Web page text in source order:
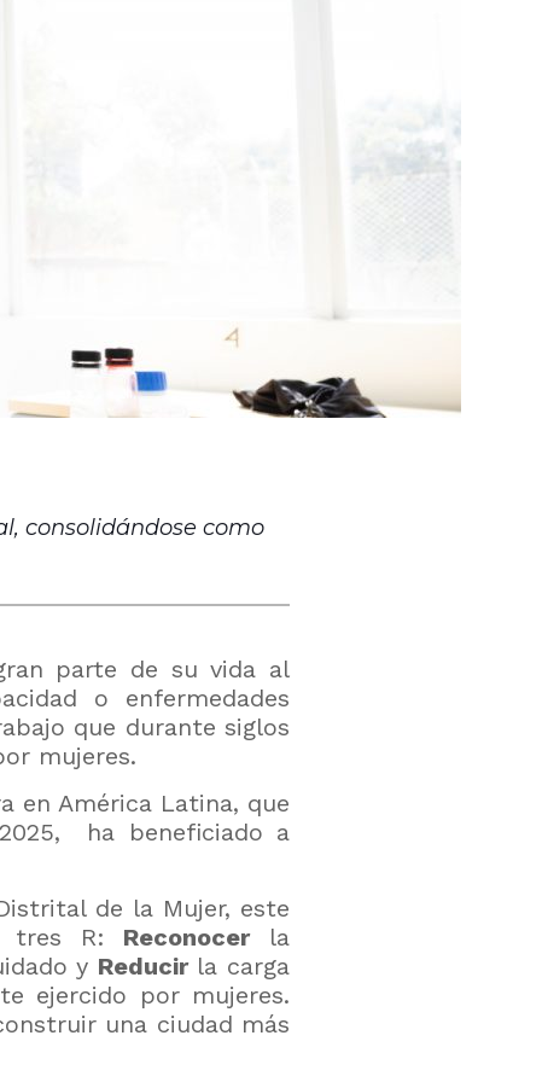
consolidándose como
parte de su vida al
o enfermedades
que durante siglos
mujeres.
en América Latina, que
ha beneficiado a
de la Mujer, este
tres R: Reconocerla
y Reducirla carga
ejercido por mujeres.
una ciudad más